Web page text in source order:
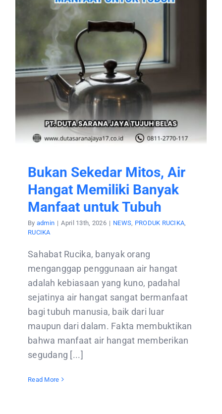
Bukan Sekedar Mitos, Air
Hangat Memiliki Banyak
Manfaat untuk Tubuh
By admin | April 13th, 2026 | NEWS PRODUK RUCIKA
RUCIKA
Sahabat Rucika, banyak orang
menganggap penggunaan air hangat
adalah kebiasaan yang kuno, padahal
sejatinya air hangat sangat bermanfaat
bagi tubuh manusia, baik dari luar
maupun dari dalam. Fakta membuktikan
bahwa manfaat air hangat memberikan
segudang [...]
Read More